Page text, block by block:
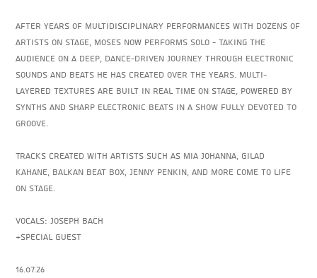
After years of multidisciplinary performances with dozens of
artists on stage, Moses now performs solo - taking the
audience on a deep, dance-driven journey through electronic
sounds and beats he has created over the years. Multi-
layered textures are built in real time on stage, powered by
synths and sharp electronic beats in a show fully devoted to
groove.
Tracks created with artists such as Mia Johanna, Gilad
Kahane, Balkan Beat Box, Jenny Penkin, and more come to life
on stage.
Vocals: Joseph Bach
+Special Guest
16.07.26